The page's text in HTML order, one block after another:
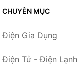
CHUYÊN MỤC
Điện Gia Dụng
Điện Tử - Điện Lạnh